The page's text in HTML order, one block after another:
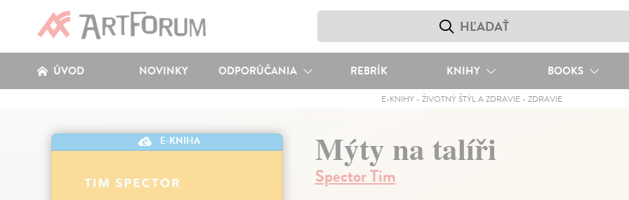
ÚVOD NOVINKY ODPORÚČANIA REBRÍK KNIHY BOOKS
E-KNIHY- ŽIVOTNÝ ŠTÝL A ZDRAVIE- ZDRAVIE
E-KNIHA Mýty na talíři
Spector Tim